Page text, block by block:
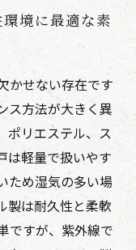
境に最適な素
かせない存在です
ス方法が大きく異
ポリエステル、ス
は軽量で扱いやす
ため湿気の多い場
製は耐久性と柔軟
ですが、紫外線で